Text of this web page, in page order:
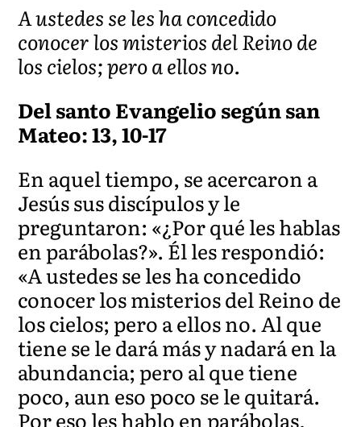
A ustedes se les ha concedido
conocer los misterios del Reino de
los cielos; pero a ellos no.
Del santo Evangelio según san
Mateo: 13, 10-17
En aquel tiempo, se acercaron a
Jesús sus discípulos y le
preguntaron: «¿Por qué les hablas
en parábolas?». Él les respondió:
«A ustedes se les ha concedido
conocer los misterios del Reino de
los cielos; pero a ellos no. Al que
tiene se le dará más y nadará en la
abundancia; pero al que tiene
poco, aun eso poco se le quitará.
Por eso les hablo en parábolas,